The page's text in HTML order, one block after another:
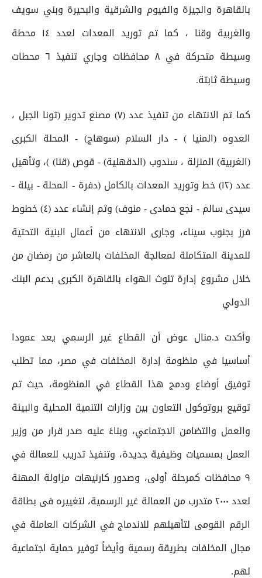
بالقاهرة والجيزة والفيوم والشرقية والبحيرة وبني سويف
والغربية وقنا ، كما تم توريد المعدات لعدد ١٤ محطة
وسيطة متحركة في ٨ محافظات وجاري تنفيذ ٦ محطات
وسيطة ثابتة.
كما تم الانتهاء من تنفيذ عدد (٧) مصنع تدوير (تونا الجبل ،
العدوه (المنيا ) - دار السلام (سوهاج) - المحلة الكبرى
(الغربية) المنزلة ، سندوب (الدقهلية) - قوص (قنا) )، وتأهيل
عدد (١٢) خط وتوريد المعدات بالكامل (دفرة - المحلة - بيلة -
سيدى سالم - نجع حمادى - منوف) وتم إنشاء عدد (٤) خطوط
فرز بجنوب سيناء، وجارى الانتهاء من أعمال البنية التحتية
للمدينة المتكاملة لمعالجة المخلفات بالعاشر من رمضان من
خلال مشروع إدارة تلوث الهواء بالقاهرة الكبرى بدعم البنك
الدولي
وأكدت د.منال عوض أن القطاع غير الرسمي يعد عمودا
أساسيا في منظومة إدارة المخلفات في مصر، مما تطلب
توفيق أوضاع ودمج هذا القطاع في المنظومة، حيث تم
توقيع بروتوكول التعاون بين وزارات التنمية المحلية والبيئة
والعمل والتضامن الاجتماعي، وبناءً عليه صدر قرار من وزير
العمل بمسميات وظيفية جديدة، وتنفيذ تدريب للعمالة في
٩ محافظات كمرحلة أولى، وصدور كارنيهات مزاولة المهنة
لعدد ۲۰۰۰ متدرب من العمالة غير الرسمية، لتغييره فى بطاقة
الرقم القومى لتأهيلهم للاندماج في الشركات العاملة في
مجال المخلفات بطريقة رسمية وأيضاً توفير حماية اجتماعية
لهم.